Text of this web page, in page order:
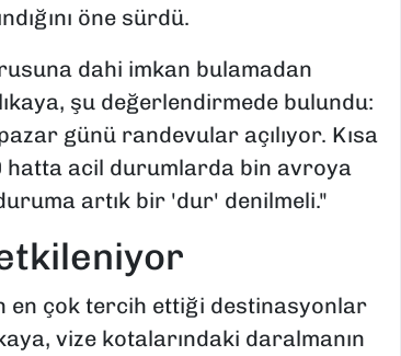
öne sürdü.
dahi imkan bulamadan
şu değerlendirmede bulundu:
günü randevular açılıyor. Kısa
acil durumlarda bin avroya
artık bir 'dur' denilmeli."
en çok tercih ettiği destinasyonlar
vize kotalarındaki daralmanın